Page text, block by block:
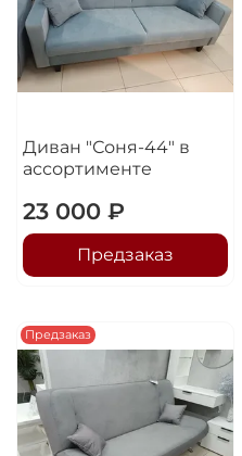
Диван "Соня-44" в
ассортименте
23 000 ₽
Предзаказ
Предзаказ